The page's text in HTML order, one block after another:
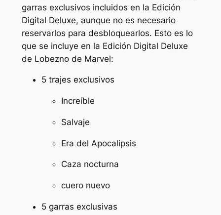
garras exclusivos incluidos en la Edición
Digital Deluxe, aunque no es necesario
reservarlos para desbloquearlos. Esto es lo
que se incluye en la Edición Digital Deluxe
de Lobezno de Marvel:
5 trajes exclusivos
Increíble
Salvaje
Era del Apocalipsis
Caza nocturna
cuero nuevo
5 garras exclusivas